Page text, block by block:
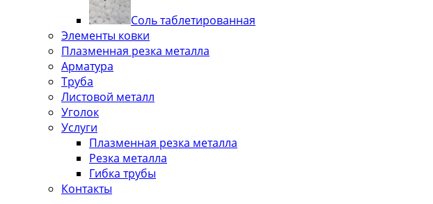
Соль таблетированная
Элементы ковки
Плазменная резка металла
Арматура
Труба
Листовой металл
Уголок
Услуги
Плазменная резка металла
Резка металла
Гибка трубы
Контакты